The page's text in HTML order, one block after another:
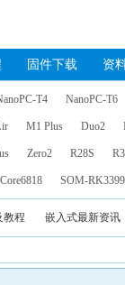
固件下载 资
T4 NanoPC-T6
M1 Plus Duo2
Zero2 R28S
Core6818 SOM-
教程 嵌入式最新资讯